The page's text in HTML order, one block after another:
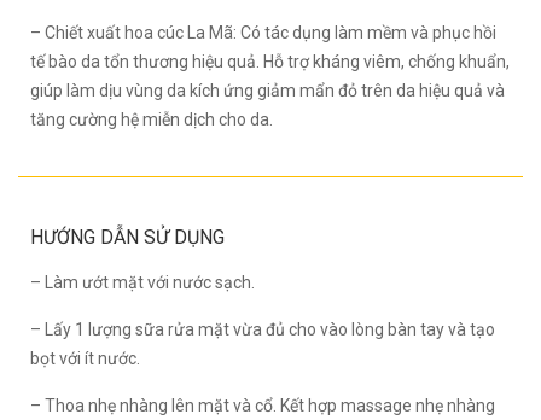
– Chiết xuất hoa cúc La Mã: Có tác dụng làm mềm và phục hồi
tế bào da tổn thương hiệu quả. Hỗ trợ kháng viêm, chống khuẩn,
giúp làm dịu vùng da kích ứng giảm mẩn đỏ trên da hiệu quả và
tăng cường hệ miễn dịch cho da.
HƯỚNG DẪN SỬ DỤNG
– Làm ướt mặt với nước sạch.
– Lấy 1 lượng sữa rửa mặt vừa đủ cho vào lòng bàn tay và tạo
bọt với ít nước.
– Thoa nhẹ nhàng lên mặt và cổ. Kết hợp massage nhẹ nhàng